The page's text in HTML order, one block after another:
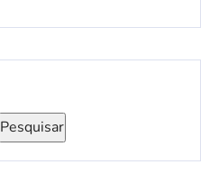
Pesquisar